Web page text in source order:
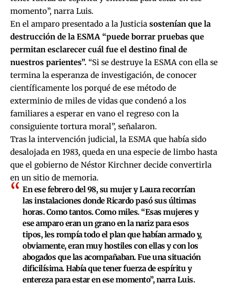
momento”, narra Luis.
En el amparo presentado a la Justicia sostenían que la
destrucción de la ESMA “puede borrar pruebas que
permitan esclarecer cuál fue el destino final de
nuestros parientes”. “Si se destruye la ESMA con ella se
termina la esperanza de investigación, de conocer
científicamente los porqué de ese método de
exterminio de miles de vidas que condenó a los
familiares a esperar en vano el regreso con la
consiguiente tortura moral”, señalaron.
Tras la intervención judicial, la ESMA que había sido
desalojada en 1983, queda en una especie de limbo hasta
que el gobierno de Néstor Kirchner decide convertirla
en un sitio de memoria.
En ese febrero del 98, su mujer y Laura recorrían
las instalaciones donde Ricardo pasó sus últimas
horas. Como tantos. Como miles. “Esas mujeres y
ese amparo eran un grano en la nariz para esos
tipos, les rompía todo el plan que habían armado y,
obviamente, eran muy hostiles con ellas y con los
abogados que las acompañaban. Fue una situación
dificilísima. Había que tener fuerza de espíritu y
entereza para estar en ese momento”, narra Luis.